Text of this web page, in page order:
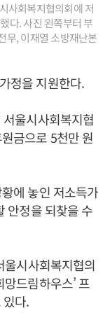
사회복지협의회에 저
다. 사진 왼쪽부터 부
무, 이재열 소방재난본
정을 지원한다.
울시사회복지협
금으로 5천만 원
에 놓인 저소득가
안정을 되찾을 수
시사회복지협의
드림하우스’ 프
다.